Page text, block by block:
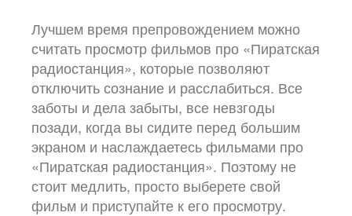
Лучшем время препровождением можно
считать просмотр фильмов про «Пиратская
радиостанция», которые позволяют
отключить сознание и расслабиться. Все
заботы и дела забыты, все невзгоды
позади, когда вы сидите перед большим
экраном и наслаждаетесь фильмами про
«Пиратская радиостанция». Поэтому не
стоит медлить, просто выберете свой
фильм и приступайте к его просмотру.